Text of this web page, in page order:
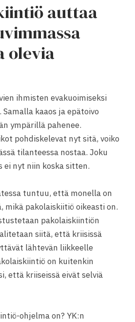
auttaa
olevia
ihmisten evakuoimiseksi
kaaos ja epätoivo
ympärillä pahenee.
pohdiskelevat nyt sitä, voiko
tilanteessa nostaa. Joku
ei nyt niin koska sitten.
tuntuu, että monella on
mikä pakolaiskiitiö oikeasti on.
pakolaiskiintiön
siitä, että kriisissä
lähtevän liikkeelle
on kuitenkin
että kriiseissä eivät selviä
ohjelma on? YK:n